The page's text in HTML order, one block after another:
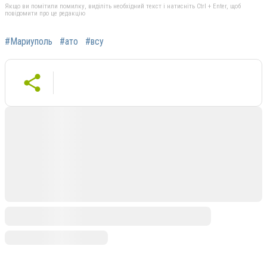
Якщо ви помітили помилку, виділіть необхідний текст і натисніть Ctrl + Enter, щоб
повідомити про це редакцію
#Мариуполь #ато #всу